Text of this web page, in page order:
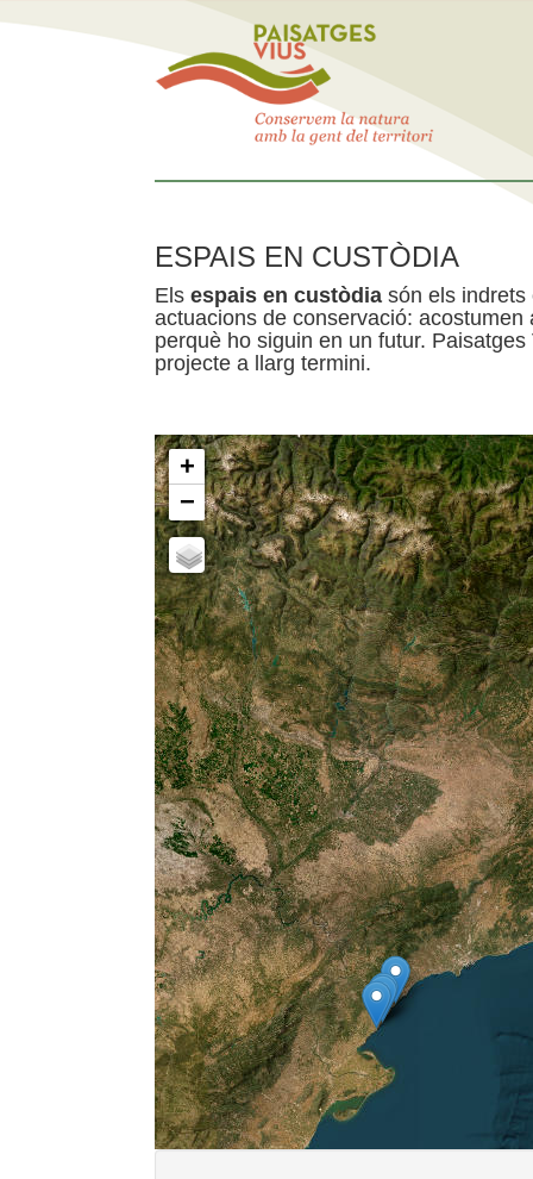
ESPAIS EN CUSTÒDIA
Els espais en custòdia són els indrets
actuacions de conservació:
perquè ho siguin en un futur.
projecte a llarg termini.
+
−